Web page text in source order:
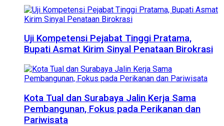
Uji Kompetensi Pejabat Tinggi Pratama,
Bupati Asmat Kirim Sinyal Penataan Birokrasi
Kota Tual dan Surabaya Jalin Kerja Sama
Pembangunan, Fokus pada Perikanan dan
Pariwisata